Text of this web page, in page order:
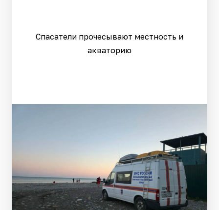
Спасатели прочесывают местность и
акваторию